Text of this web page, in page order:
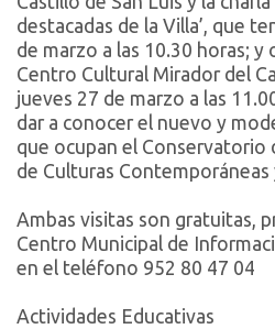
destacadas de la Villa’, que
de marzo a las 10.30 horas; y
Centro Cultural Mirador del
jueves 27 de marzo a las
dar a conocer el nuevo y
que ocupan el Conservatorio
de Culturas Contemporáneas
Ambas visitas son gratuitas,
Centro Municipal de
en el teléfono 952 80 47 04
Actividades Educativas